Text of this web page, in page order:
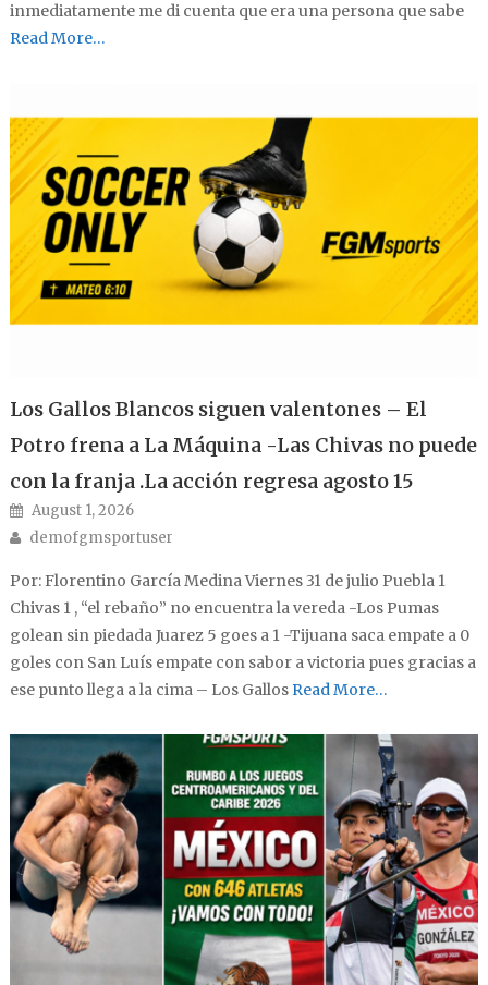
inmediatamente me di cuenta que era una persona que sabe
Read More…
Los Gallos Blancos siguen valentones – El
Potro frena a La Máquina -Las Chivas no puede
con la franja .La acción regresa agosto 15
Posted on
August 1, 2026
Author
demofgmsportuser
Por: Florentino García Medina Viernes 31 de julio Puebla 1
Chivas 1 , “el rebaño” no encuentra la vereda -Los Pumas
golean sin piedada Juarez 5 goes a 1 -Tijuana saca empate a 0
goles con San Luís empate con sabor a victoria pues gracias a
ese punto llega a la cima – Los GallosRead More…